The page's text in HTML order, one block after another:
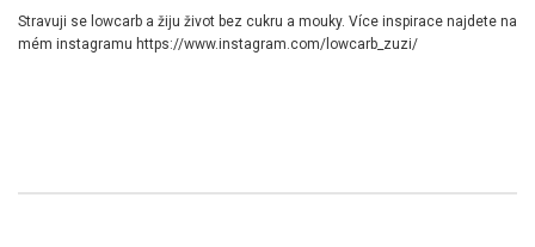
Stravuji se lowcarb a žiju život bez cukru a mouky. Více inspirace najdete na
mém instagramu https://www.instagram.com/lowcarb_zuzi/